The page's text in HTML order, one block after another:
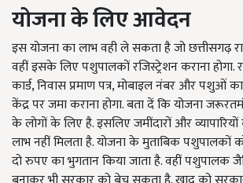
योजनाकेलिएआवेदन
इस योजना का लाभ वही ले सकता है जो छत्तीसगढ़
वहीं इसके लिए पशुपालकों रजिस्ट्रेशन कराना होगा.
कार्ड, निवास प्रमाण पत्र, मोबाइल नंबर और पशुओं
केंद्र पर जमा कराना होगा. बता दें कि योजना
के लोगों के लिए है. इसलिए जमींदारों और
लाभ नहीं मिलता है. योजना के मुताबिक पशुपालकों
दो रुपए का भुगतान किया जाता है. वहीं पशुपालक